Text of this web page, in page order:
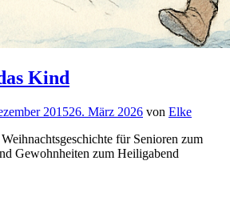
Kind
201526. März 2026 von Elke
für Senioren zum
Gewohnheiten zum Heiligabend